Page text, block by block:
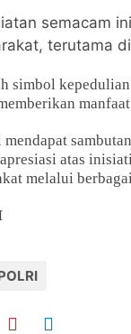
semacam
terutama
simbol kepedulian
atas
melalui